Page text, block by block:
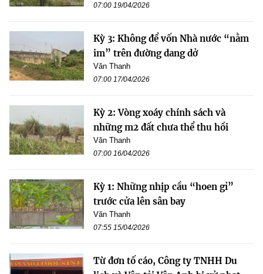
07:00 19/04/2026
Kỳ 3: Không để vốn Nhà nước “nằm
im” trên đường dang dở
Văn Thanh
07:00 17/04/2026
Kỳ 2: Vòng xoáy chính sách và
những m2 đất chưa thể thu hồi
Văn Thanh
07:00 16/04/2026
Kỳ 1: Những nhịp cầu “hoen gỉ”
trước cửa lên sân bay
Văn Thanh
07:55 15/04/2026
Từ đơn tố cáo, Công ty TNHH Du